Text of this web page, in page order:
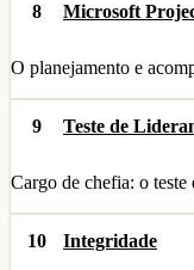
8 Microsoft
O planejamento e
9 Teste de
Cargo de chefia: o
10 Integridade